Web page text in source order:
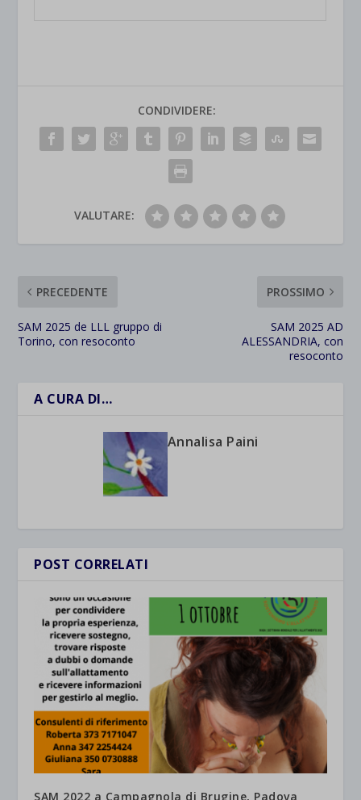
CONDIVIDERE:
VALUTARE:
PRECEDENTE
SAM 2025 de LLL gruppo di
Torino, con resoconto
PROSSIMO
SAM 2025 AD
ALESSANDRIA, con
resoconto
A CURA DI…
Annalisa Paini
POST CORRELATI
SAM 2022 a Campagnola di Brugine, Padova